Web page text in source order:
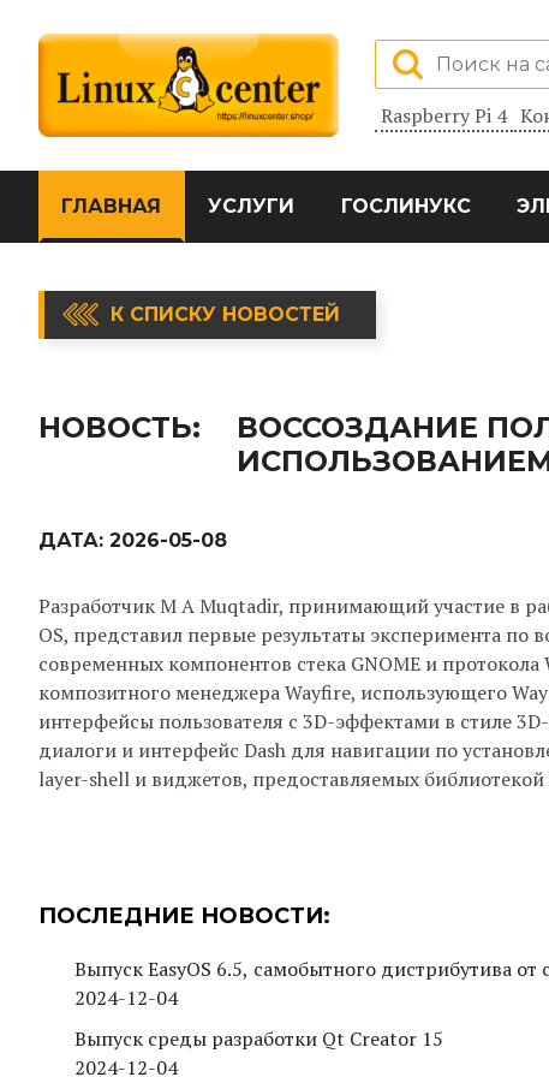
Raspberry Pi 4
ГЛАВНАЯ УСЛУГИ ГОСЛИНУКС
К СПИСКУ НОВОСТЕЙ
НОВОСТЬ:
ВОССОЗДАНИЕ
ИСПОЛЬЗОВАНИЕМ
ДАТА: 2026-05-08
Разработчик M A Muqtadir, принимающий участие в
OS, представил первые результаты эксперимента по
современных компонентов стека GNOME и
композитного менеджера Wayfire, использующего
интерфейсы пользователя c 3D-эффектами в стиле
диалоги и интерфейс Dash для навигации по
layer-shell и виджетов, предоставляемых
ПОСЛЕДНИЕ НОВОСТИ:
Выпуск EasyOS 6.5, самобытного дистрибутива от
2024-12-04
Выпуск среды разработки Qt Creator 15
2024-12-04